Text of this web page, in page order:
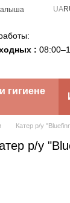
UA
:
гигиене
Катер р/у
р/у